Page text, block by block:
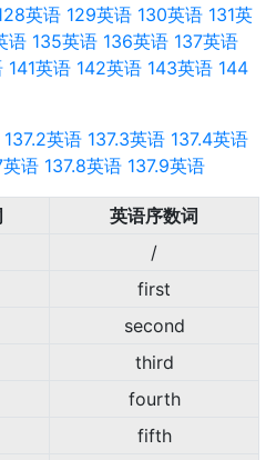
英语 129英语 130英语 131英
语 135英语 136英语 137英语
141英语 142英语 143英语 144
137.2英语 137.3英语 137.4英语
英语 137.8英语 137.9英语
英语序数词
/
first
second
third
fourth
fifth